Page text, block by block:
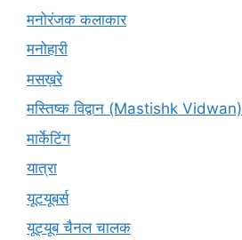
मनोरंजक कलाकार
मनोहारी
मसख़रे
मस्तिष्क विद्वान (Mastishk Vidwan)
मार्केटिंग
यात्रा
यूटयूबर्स
यूट्यूब चैनल चालक